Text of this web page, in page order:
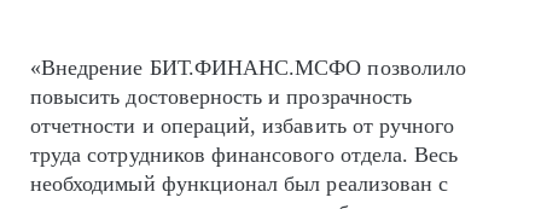
«Внедрение БИТ.ФИНАНС.МСФО позволило
повысить достоверность и прозрачность
отчетности и операций, избавить от ручного
труда сотрудников финансового отдела. Весь
необходимый функционал был реализован с